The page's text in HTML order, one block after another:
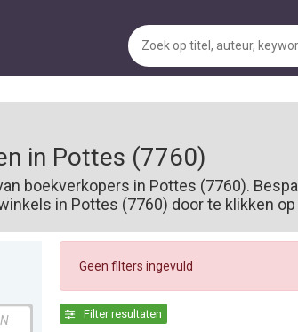
in Pottes (7760)
boekverkopers in Pottes (7760).
in Pottes (7760) door te klikken op
Geen filters ingevuld
Filter resultaten